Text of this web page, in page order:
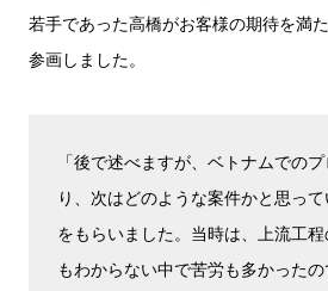
若手であった高橋がお客様の期待を満
参画しました。
「後で述べますが、ベトナムでの
り、次はどのような案件かと思っ
をもらいました。当時は、上流工
もわからない中で苦労も多かった